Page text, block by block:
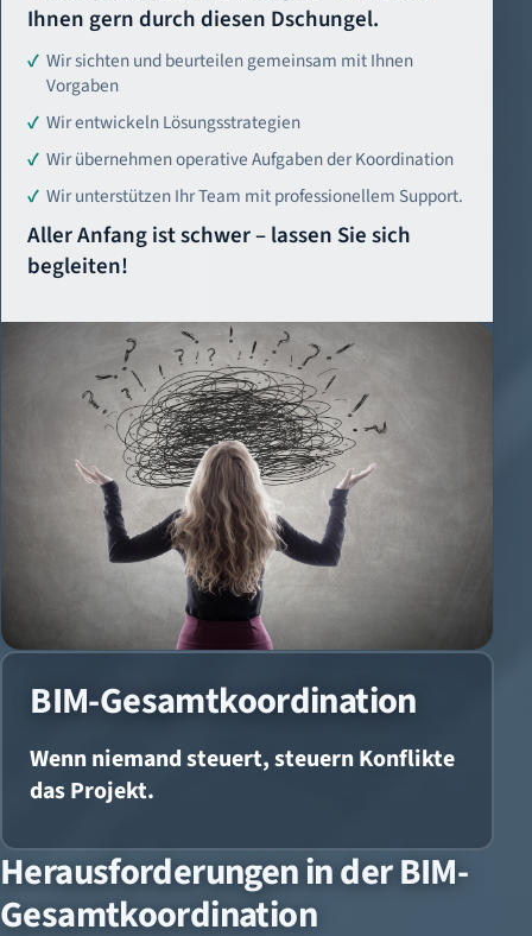
Ihnen gern durch diesen Dschungel.
Wir sichten und beurteilen gemeinsam mit Ihnen
Vorgaben
Wir entwickeln Lösungsstrategien
Wir übernehmen operative Aufgaben der Koordination
Wir unterstützen Ihr Team mit professionellem Support.
Aller Anfang ist schwer – lassen Sie sich
begleiten!
BIM-Gesamtkoordination
Wenn niemand steuert, steuern Konflikte
das Projekt.
Herausforderungen in der BIM-
Gesamtkoordination